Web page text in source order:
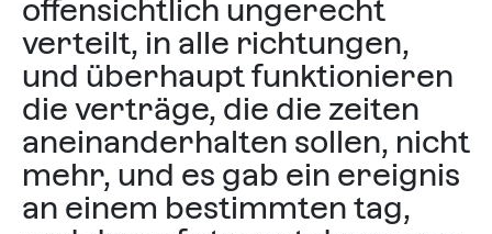
offensichtlich ungerecht
verteilt, in alle richtungen,
und überhaupt funktionieren
die verträge, die die zeiten
aneinanderhalten sollen, nicht
mehr, und es gab ein er­eignis
an einem bestimmten tag,